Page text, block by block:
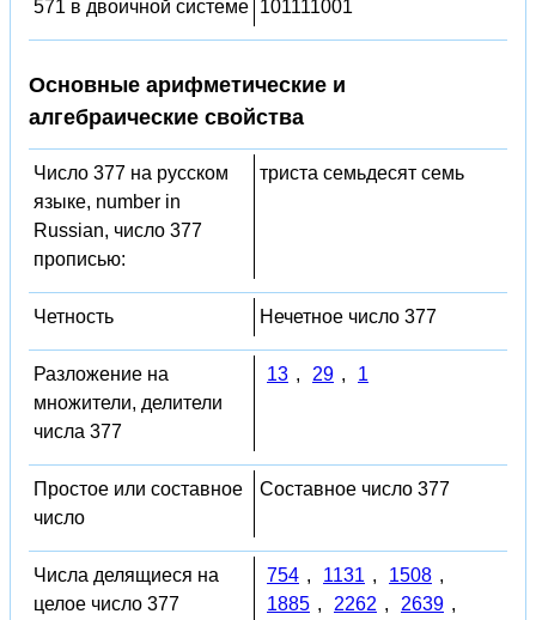
571 в двоичной системе 101111001
Основные арифметические и
алгебраические свойства
Число 377 на русском
языке, number in
Russian, число 377
прописью:
триста семьдесят семь
Четность Нечетное число 377
Разложение на
множители, делители
числа 377
13 , 29 , 1
Простое или составное
число
Составное число 377
Числа делящиеся на
целое число 377
754 , 1131 , 1508 ,
1885 , 2262 , 2639 ,